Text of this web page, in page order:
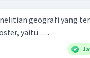
geografi yang
yaitu ….